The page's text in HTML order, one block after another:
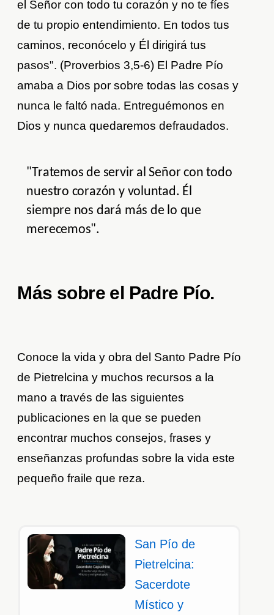
el Señor con todo tu corazón y no te fíes
de tu propio entendimiento. En todos tus
caminos, reconócelo y Él dirigirá tus
pasos". (Proverbios 3,5-6) El Padre Pío
amaba a Dios por sobre todas las cosas y
nunca le faltó nada. Entreguémonos en
Dios y nunca quedaremos defraudados.
"Tratemos de servir al Señor con todo
nuestro corazón y voluntad. Él
siempre nos dará más de lo que
merecemos".
Más sobre el Padre Pío.
Conoce la vida y obra del Santo Padre Pío
de Pietrelcina y muchos recursos a la
mano a través de las siguientes
publicaciones en la que se pueden
encontrar muchos consejos, frases y
enseñanzas profundas sobre la vida este
pequeño fraile que reza.
San Pío de
Pietrelcina:
Sacerdote
Místico y